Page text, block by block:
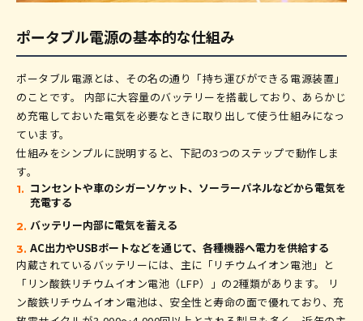
ポータブル電源の基本的な仕組み
ポータブル電源とは、その名の通り「持ち運びができる電源装置」
のことです。 内部に大容量のバッテリーを搭載しており、あらかじ
め充電しておいた電気を必要なときに取り出して使う仕組みになっ
ています。
仕組みをシンプルに説明すると、下記の3つのステップで動作しま
す。
コンセントや車のシガーソケット、ソーラーパネルなどから電気を
充電する
バッテリー内部に電気を蓄える
AC出力やUSBポートなどを通じて、各種機器へ電力を供給する
内蔵されているバッテリーには、主に「リチウムイオン電池」と
「リン酸鉄リチウムイオン電池（LFP）」の2種類があります。 リ
ン酸鉄リチウムイオン電池は、安全性と寿命の面で優れており、充